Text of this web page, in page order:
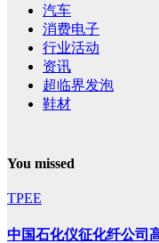
汽车
消费电子
行业活动
资讯
超临界发泡
鞋材
You missed
TPEE
中国石化仪征化纤公司